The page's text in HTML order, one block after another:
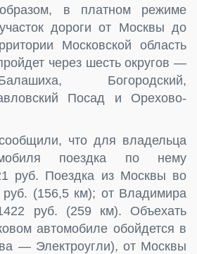
в платном режиме
дороги от Москвы до
Московской область
через шесть округов —
Богородский,
Посад и Орехово-
что для владельца
поездка по нему
руб. Поездка из Москвы во
(156,5 км); от Владимира
руб. (259 км). Объехать
автомобиле обойдется в
— Электроугли), от Москвы